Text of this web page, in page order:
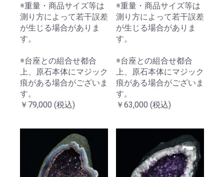
※重量・商品サイズ等は
測り方によって若干誤差
が生じる場合がありま
す。
※台座との組合せ都合
上、原石本体にマジック
痕がある場合がございま
す。
￥79,000 (税込)
※重量・商品サイズ等は
測り方によって若干誤差
が生じる場合がありま
す。
※台座との組合せ都合
上、原石本体にマジック
痕がある場合がございま
す。
￥63,000 (税込)